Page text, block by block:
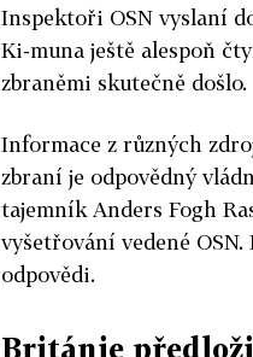
Inspektoři OSN vyslaní
Ki-muna ještě alespoň
zbraněmi skutečně došlo.
Informace z různých
zbraní je odpovědný
tajemník Anders Fogh
vyšetřování vedené
odpovědi.
Británie